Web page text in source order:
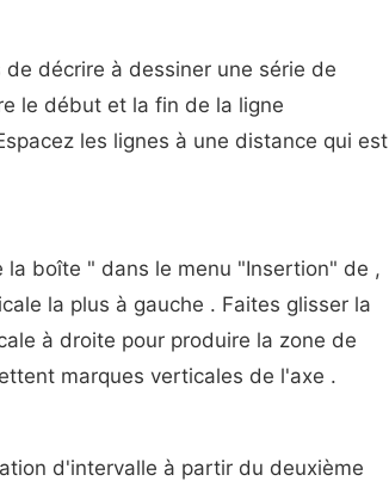
décrire à dessiner une série de
le début et la fin de la ligne
les lignes à une distance qui est
boîte " dans le menu "Insertion" de ,
la plus à gauche . Faites glisser la
à droite pour produire la zone de
marques verticales de l'axe .
d'intervalle à partir du deuxième